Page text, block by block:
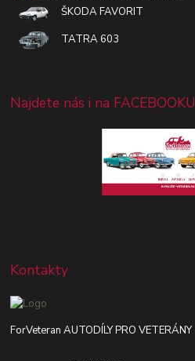
ŠKODA FAVORIT
TATRA 603
Najdete nás i na FACEBOOKU
Kontakty
ForVeteran AUTODÍLY PRO VETERÁNY